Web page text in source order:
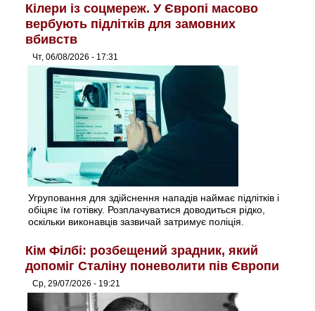
Кілери із соцмереж. У Європі масово
вербують підлітків для замовних
вбивств
Чт, 06/08/2026 - 17:31
Угруповання для здійснення нападів наймає підлітків і
обіцяє їм готівку. Розплачуватися доводиться рідко,
оскільки виконавців зазвичай затримує поліція.
Кім Філбі: розбещений зрадник, який
допоміг Сталіну поневолити пів Європи
Ср, 29/07/2026 - 19:21